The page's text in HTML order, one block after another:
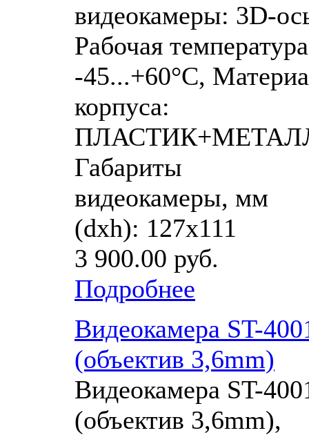
видеокамеры: 3D-
Рабочая
-45...+60°C,
корпуса:
Габариты
видеокамеры, мм
(dхh): 127х111
3 900.00 руб.
Подробнее
Видеокамера ST-
(объектив 3,6mm)
Видеокамера ST-
(объектив 3,6mm),